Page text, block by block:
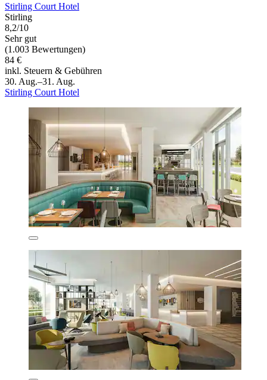
Stirling Court Hotel
Stirling
8,2/10
Sehr gut
(1.003 Bewertungen)
84 €
inkl. Steuern & Gebühren
30. Aug.–31. Aug.
Stirling Court Hotel